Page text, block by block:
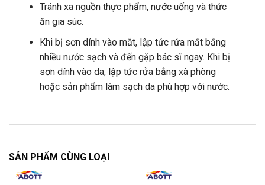
Tránh xa nguồn thực phẩm, nước uống và thức
ăn gia súc.
Khi bị sơn dính vào mắt, lập tức rửa mắt bằng
nhiều nước sạch và đến gặp bác sĩ ngay. Khi bị
sơn dính vào da, lập tức rửa bằng xà phòng
hoặc sản phẩm làm sạch da phù hợp với nước.
SẢN PHẨM CÙNG LOẠI